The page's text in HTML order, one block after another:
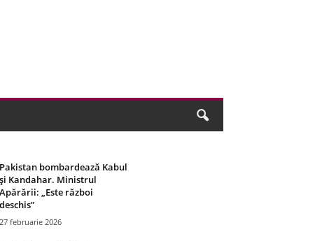
Pakistan bombardează Kabul
și Kandahar. Ministrul
Apărării: „Este război
deschis”
27 februarie 2026